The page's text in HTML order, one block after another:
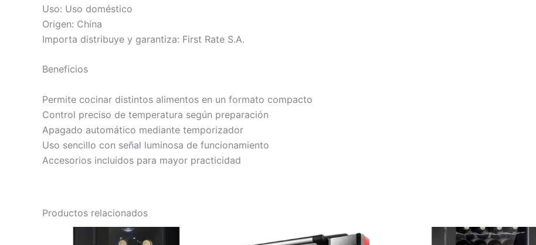
Uso: Uso doméstico
Origen: China
Importa distribuye y garantiza: First Rate S.A.
Beneficios
Permite cocinar distintos alimentos en un formato compacto
Control preciso de temperatura según preparación
Apagado automático mediante temporizador
Uso sencillo con señal luminosa de funcionamiento
Accesorios incluidos para mayor practicidad
Productos relacionados